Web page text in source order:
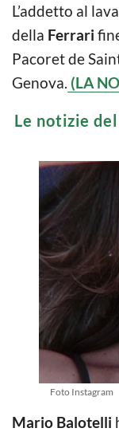
L’addetto al
della Ferrari
Pacoret de
Genova. (LA
Le notizie
Foto Instagram
Mario Balotelli